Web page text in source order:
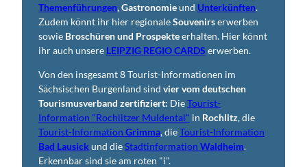
Themenführungen,Gastronomieund Unterkünften.
Zudem könnt ihr hier regionaleSouvenirserwerben
sowie Broschüren und Prospekteerhalten. Hier könnt
ihr auch unsere LEIPZIG REGIO CARDS erwerben.
Von den insgesamt 8 Tourist-Informationen im
Sächsischen Burgenland sind vier vom deutschen
Tourismusverband zertifiziert: DieTourist-
Information "Rochlitzer Muldental" in Rochlitz, die
Tourist-Information Grimma, dieTourist-Information
Bad Lausick und dieStadtinformation Waldheim.
Erkennbar sind sie am roten "i".